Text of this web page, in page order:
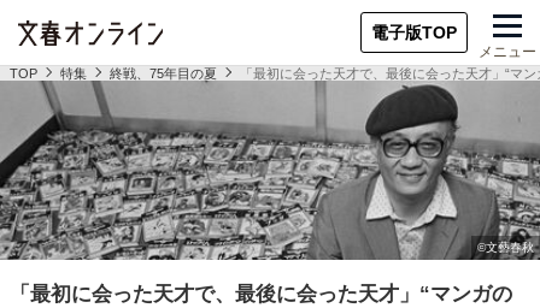
電子版TOP
メニュー
TOP 特集 終戦、75年目の夏 「最初に会った天才で、最後に会った天才」“マ
「最初に会った天才で、最後に会った天才」“マンガの